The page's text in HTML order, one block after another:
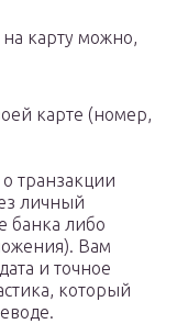
на карту можно,
карте (номер,
транзакции
личный
банка либо
Вам
и точное
который